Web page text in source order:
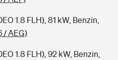
1.8 FLH), 81 kW, Benzin,
/ AEG)
1.8 FLH), 92 kW, Benzin,